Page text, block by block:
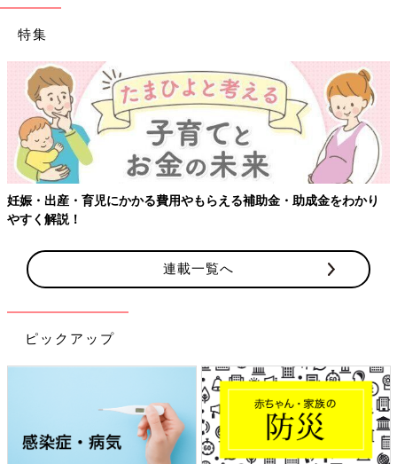
特集
妊娠・出産・育児にかかる費用やもらえる補助金・助成金をわかり
やすく解説！
連載一覧へ
ピックアップ